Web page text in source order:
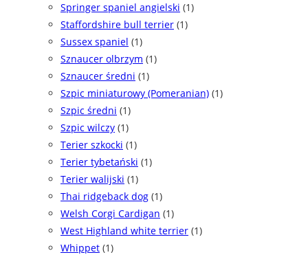
Springer spaniel angielski (1)
Staffordshire bull terrier (1)
Sussex spaniel (1)
Sznaucer olbrzym (1)
Sznaucer średni (1)
Szpic miniaturowy (Pomeranian) (1)
Szpic średni (1)
Szpic wilczy (1)
Terier szkocki (1)
Terier tybetański (1)
Terier walijski (1)
Thai ridgeback dog (1)
Welsh Corgi Cardigan (1)
West Highland white terrier (1)
Whippet (1)